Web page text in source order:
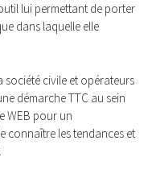
lui permettant de porter
dans laquelle elle
société civile et opérateurs
démarche TTC au sein
WEB pour un
connaître les tendances et